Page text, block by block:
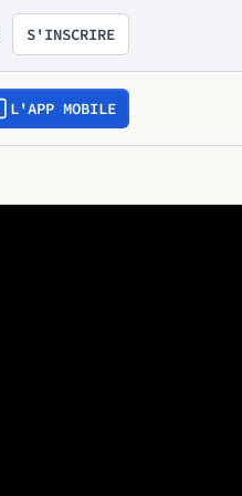
S'INSCRIRE
L'APP MOBILE